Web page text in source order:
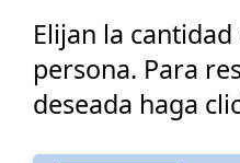
Elijan la
persona. Para
deseada haga